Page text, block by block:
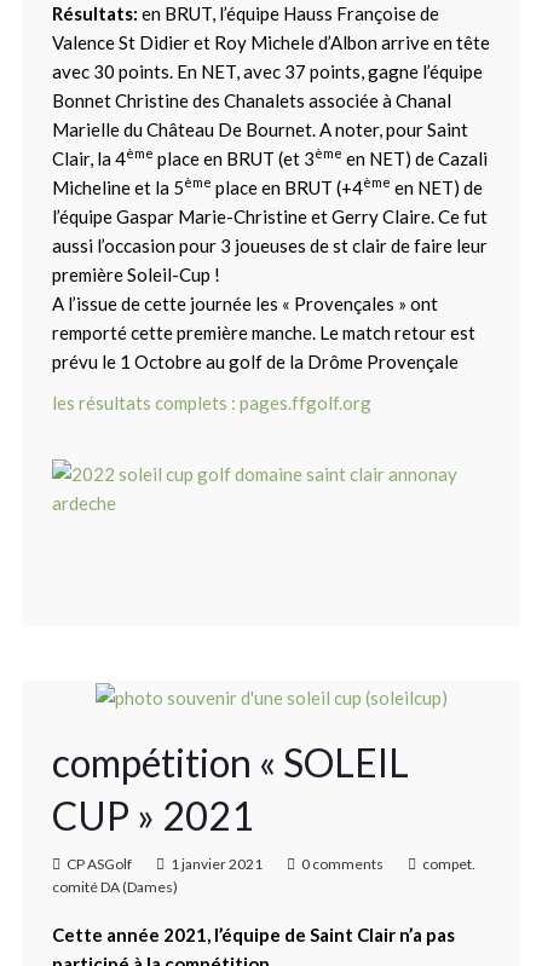
Résultats: en BRUT, l’équipe Hauss Françoise de
Valence St Didier et Roy Michele d’Albon arrive en tête
avec 30 points. En NET, avec 37 points, gagne l’équipe
Bonnet Christine des Chanalets associée à Chanal
Marielle du Château De Bournet. A noter, pour Saint
Clair, la 4ème place en BRUT (et 3ème en NET) de Cazali
Micheline et la 5ème place en BRUT (+4ème en NET) de
l’équipe Gaspar Marie-Christine et Gerry Claire. Ce fut
aussi l’occasion pour 3 joueuses de st clair de faire leur
première Soleil-Cup !
A l’issue de cette journée les « Provençales » ont
remporté cette première manche. Le match retour est
prévu le 1 Octobre au golf de la Drôme Provençale
les résultats complets : pages.ffgolf.org
compétition « SOLEIL
CUP » 2021
CP ASGolf 1 janvier 2021 0 comments
compet.
comité DA (Dames)
Cette année 2021, l’équipe de Saint Clair n’a pas